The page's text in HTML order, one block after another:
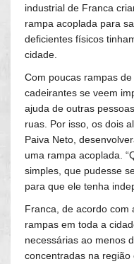
industrial de Franca
rampa acoplada para
deficientes físicos
cidade.
Com poucas rampas
cadeirantes se veem
ajuda de outras
ruas. Por isso, os dois
Paiva Neto,
uma rampa acoplada.
simples, que pudesse
para que ele tenha
Franca, de acordo com
rampas em toda a
necessárias ao menos
concentradas na